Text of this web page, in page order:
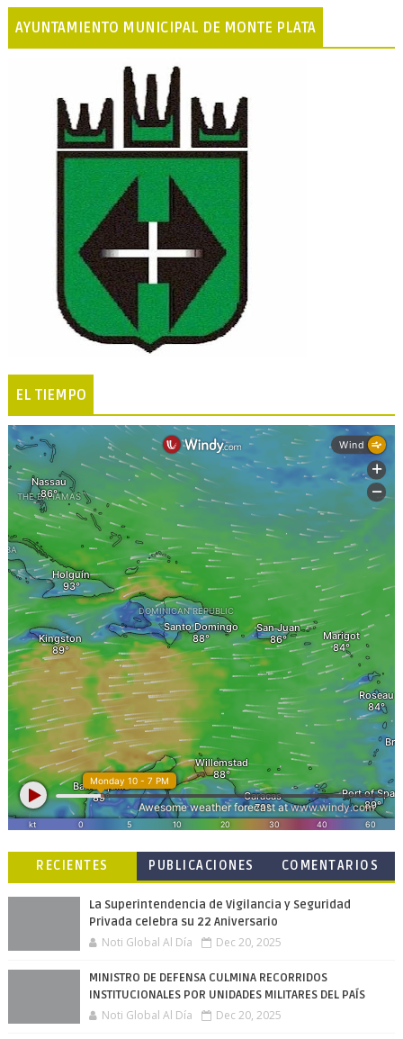
AYUNTAMIENTO MUNICIPAL DE MONTE PLATA
EL TIEMPO
RECIENTES
PUBLICACIONES
COMENTARIOS
La Superintendencia de Vigilancia y Seguridad
Privada celebra su 22 Aniversario
Noti Global Al Día Dec 20, 2025
MINISTRO DE DEFENSA CULMINA RECORRIDOS
INSTITUCIONALES POR UNIDADES MILITARES DEL PAÍS
Noti Global Al Día Dec 20, 2025